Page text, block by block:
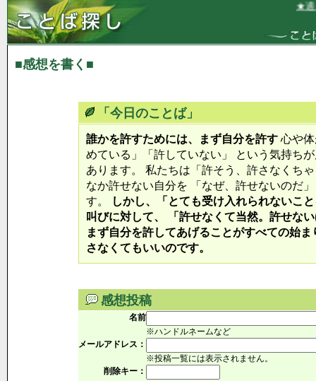
★適
■感想を書く■
「今日のことば」
誰かを許すためには、まず自分を許す心や体
めている」「許していない」 という気持ち
あります。 私たちは「許そう、許さなくち
なか許せない自分を 「なぜ、許せないのだ
す。
しかし、「とても受け入れられないこ
叫びに対して、 「許せなくて当然。許せな
まず自分を許してあげることがすべての始
さなくてもいいのです。
感想投稿
名前
※ハンドルネームなど
メールアドレス：
※投稿一覧には表示されません。
削除キー：